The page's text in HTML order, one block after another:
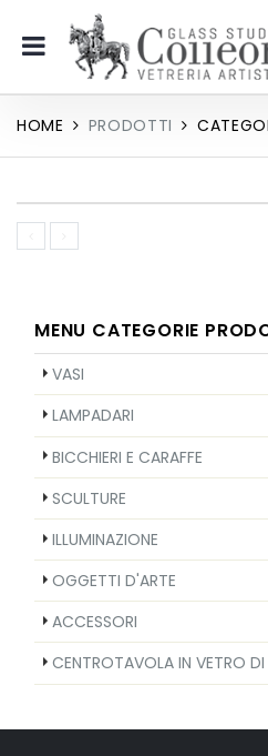
HOME PRODOTTI
MENU CATEGORIE
VASI
LAMPADARI
BICCHIERI E CARAFFE
SCULTURE
ILLUMINAZIONE
OGGETTI D'ARTE
ACCESSORI
CENTROTAVOLA IN VETRO